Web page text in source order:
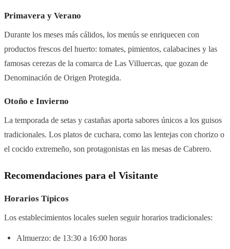
Primavera y Verano
Durante los meses más cálidos, los menús se enriquecen con
productos frescos del huerto: tomates, pimientos, calabacines y las
famosas cerezas de la comarca de Las Villuercas, que gozan de
Denominación de Origen Protegida.
Otoño e Invierno
La temporada de setas y castañas aporta sabores únicos a los guisos
tradicionales. Los platos de cuchara, como las lentejas con chorizo o
el cocido extremeño, son protagonistas en las mesas de Cabrero.
Recomendaciones para el Visitante
Horarios Típicos
Los establecimientos locales suelen seguir horarios tradicionales:
Almuerzo: de 13:30 a 16:00 horas